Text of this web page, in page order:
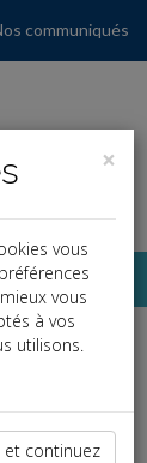
communiqués
×
vous
vous
à vos
utilisons.
et continuez